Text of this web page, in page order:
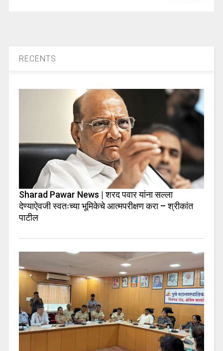
RECENTS
Sharad Pawar News | शरद पवार यांना सल्ला
देण्याऐवजी स्वतःच्या भूमिकेचे आत्मपरीक्षण करा – श्रीकांत
पाटील